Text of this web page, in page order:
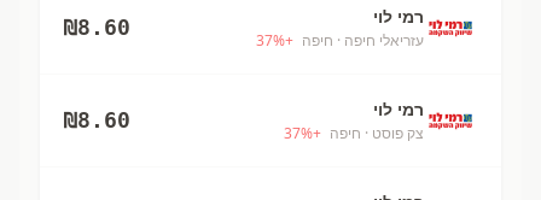
רמי לוי
עזריאלי חיפה · חיפה +
37%
₪8.60
רמי לוי
צק פוסט · חיפה +
37%
₪8.60